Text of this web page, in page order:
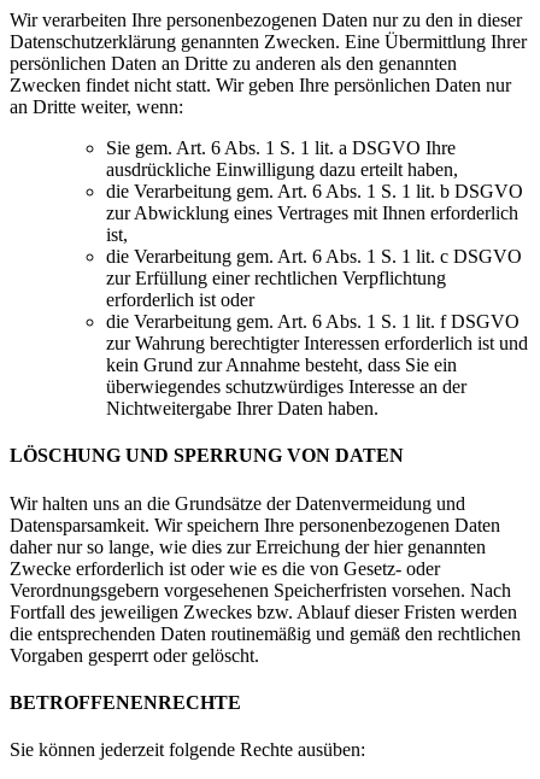
Wir verarbeiten Ihre personenbezogenen Daten nur zu den in dieser
Datenschutzerklärung genannten Zwecken. Eine Übermittlung Ihrer
persönlichen Daten an Dritte zu anderen als den genannten
Zwecken findet nicht statt. Wir geben Ihre persönlichen Daten nur
an Dritte weiter, wenn:
Sie gem. Art. 6 Abs. 1 S. 1 lit. a DSGVO Ihre
ausdrückliche Einwilligung dazu erteilt haben,
die Verarbeitung gem. Art. 6 Abs. 1 S. 1 lit. b DSGVO
zur Abwicklung eines Vertrages mit Ihnen erforderlich
ist,
die Verarbeitung gem. Art. 6 Abs. 1 S. 1 lit. c DSGVO
zur Erfüllung einer rechtlichen Verpflichtung
erforderlich ist oder
die Verarbeitung gem. Art. 6 Abs. 1 S. 1 lit. f DSGVO
zur Wahrung berechtigter Interessen erforderlich ist und
kein Grund zur Annahme besteht, dass Sie ein
überwiegendes schutzwürdiges Interesse an der
Nichtweitergabe Ihrer Daten haben.
LÖSCHUNG UND SPERRUNG VON DATEN
Wir halten uns an die Grundsätze der Datenvermeidung und
Datensparsamkeit. Wir speichern Ihre personenbezogenen Daten
daher nur so lange, wie dies zur Erreichung der hier genannten
Zwecke erforderlich ist oder wie es die von Gesetz- oder
Verordnungsgebern vorgesehenen Speicherfristen vorsehen. Nach
Fortfall des jeweiligen Zweckes bzw. Ablauf dieser Fristen werden
die entsprechenden Daten routinemäßig und gemäß den rechtlichen
Vorgaben gesperrt oder gelöscht.
BETROFFENENRECHTE
Sie können jederzeit folgende Rechte ausüben: